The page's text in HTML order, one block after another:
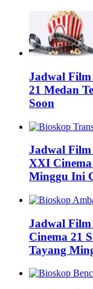
Jadwal
21 Medan
Soon
Jadwal
XXI
Minggu Ini
Jadwal
Cinema 21
Tayang